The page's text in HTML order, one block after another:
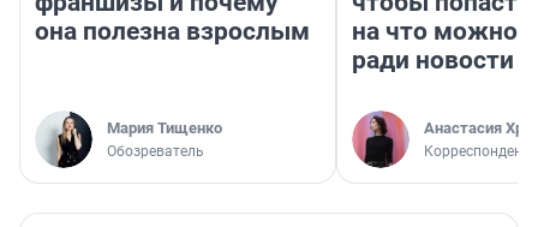
она полезна взрослым
Мария Тищенко
Обозреватель
на что можно
ради новости
Анастасия
Корреспондент